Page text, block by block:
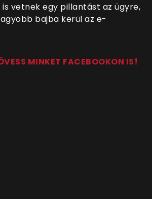
vetnek egy pillantást az ügyre,
bajba kerül az e-
MINKET FACEBOOKON IS!